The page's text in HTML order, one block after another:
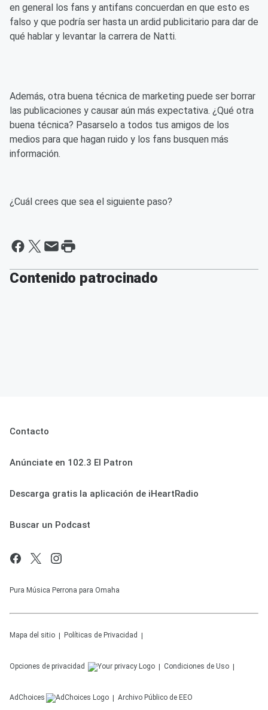
en general los fans y antifans concuerdan en que esto es
falso y que podría ser hasta un ardid publicitario para dar de
qué hablar y levantar la carrera de Natti.
Además, otra buena técnica de marketing puede ser borrar
las publicaciones y causar aún más expectativa. ¿Qué otra
buena técnica? Pasarselo a todos tus amigos de los
medios para que hagan ruido y los fans busquen más
información.
¿Cuál crees que sea el siguiente paso?
Contenido patrocinado
Contacto
Anúnciate en 102.3 El Patron
Descarga gratis la aplicación de iHeartRadio
Buscar un Podcast
Pura Música Perrona para Omaha
Mapa del sitio Políticas de Privacidad
Opciones de privacidad Condiciones de Uso
AdChoices Archivo Público de EEO